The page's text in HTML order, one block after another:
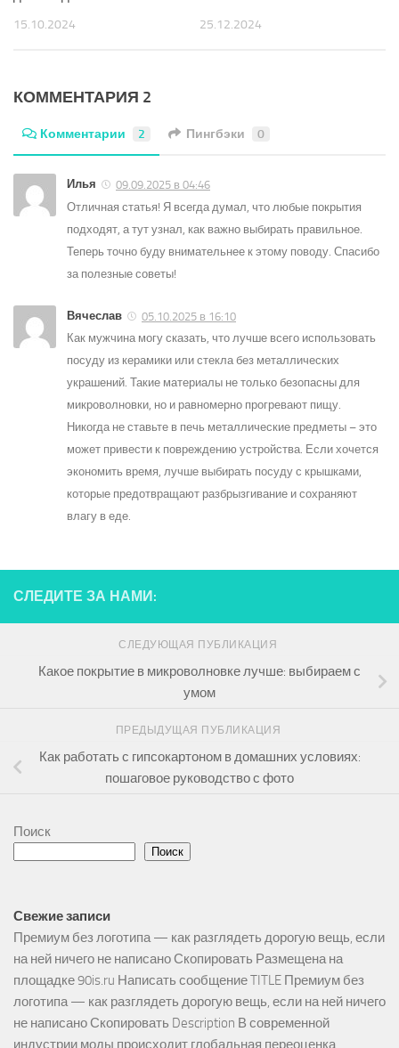
15.10.2024 25.12.2024
КОММЕНТАРИЯ 2
Комментарии 2 Пингбэки 0
Илья
09.09.2025 в 04:46
Отличная статья! Я всегда думал, что любые покрытия
подходят, а тут узнал, как важно выбирать правильное.
Теперь точно буду внимательнее к этому поводу. Спасибо
за полезные советы!
Вячеслав
05.10.2025 в 16:10
Как мужчина могу сказать, что лучше всего использовать
посуду из керамики или стекла без металлических
украшений. Такие материалы не только безопасны для
микроволновки, но и равномерно прогревают пищу.
Никогда не ставьте в печь металлические предметы – это
может привести к повреждению устройства. Если хочется
экономить время, лучше выбирать посуду с крышками,
которые предотвращают разбрызгивание и сохраняют
влагу в еде.
СЛЕДИТЕ ЗА НАМИ:
СЛЕДУЮЩАЯ ПУБЛИКАЦИЯ
Какое покрытие в микроволновке лучше: выбираем с
умом
ПРЕДЫДУЩАЯ ПУБЛИКАЦИЯ
Как работать с гипсокартоном в домашних условиях:
пошаговое руководство с фото
Поиск
Поиск
Свежие записи
Премиум без логотипа — как разглядеть дорогую вещь, если
на ней ничего не написано Скопировать Размещена на
площадке 90is.ru Написать сообщение TITLE Премиум без
логотипа — как разглядеть дорогую вещь, если на ней ничего
не написано Скопировать Description В современной
индустрии моды происходит глобальная переоценка